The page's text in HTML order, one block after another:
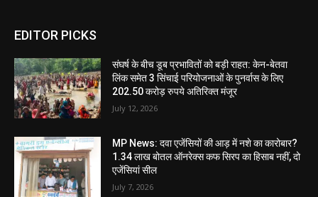
EDITOR PICKS
संघर्ष के बीच डूब प्रभावितों को बड़ी राहत: केन-बेतवा
लिंक समेत 3 सिंचाई परियोजनाओं के पुनर्वास के लिए
202.50 करोड़ रुपये अतिरिक्त मंजूर
July 12, 2026
MP News: दवा एजेंसियों की आड़ में नशे का कारोबार?
1.34 लाख बोतल ऑनरेक्स कफ सिरप का हिसाब नहीं, दो
एजेंसियां सील
July 7, 2026